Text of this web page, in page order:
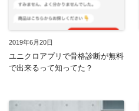
2019年6月20日
ユニクロアプリで骨格診断が無料
で出来るって知ってた？